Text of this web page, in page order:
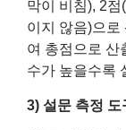
막이 비침), 2
이지 않음)으로
여 총점으로 산
수가 높을수록
3) 설문 측정 도